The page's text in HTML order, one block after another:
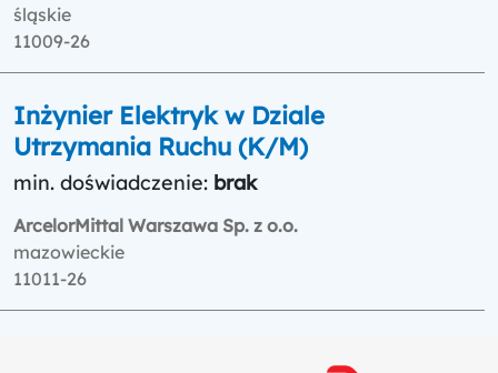
śląskie
11009-26
Inżynier Elektryk w Dziale
Utrzymania Ruchu (K/M)
min. doświadczenie: brak
ArcelorMittal Warszawa Sp. z o.o.
mazowieckie
11011-26